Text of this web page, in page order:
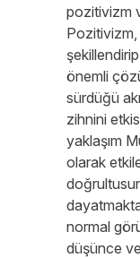
pozitivizm
Pozitivizm,
önemli
sürdüğü
zihnini
yaklaşım
olarak
normal
düşünce